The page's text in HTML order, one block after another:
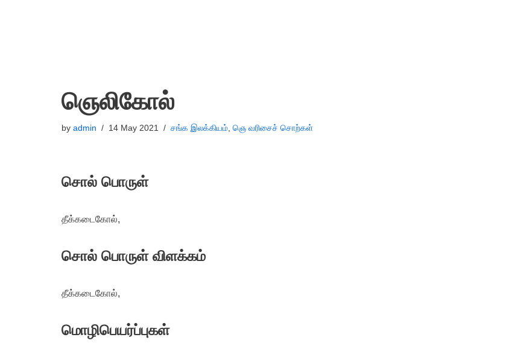
ஞெலிகோல்
by admin 14 May 2021 சங்க இலக்கியம் ஞெ வரிசைச் சொற்கள்
சொல் பொருள்
தீக்கடைகோல்,
சொல் பொருள் விளக்கம்
தீக்கடைகோல்,
மொழிபெயர்ப்புகள்